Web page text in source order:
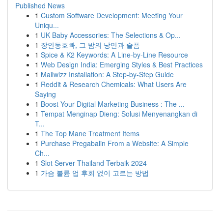
Published News
1 Custom Software Development: Meeting Your
Uniqu...
1 UK Baby Accessories: The Selections & Op...
1 장안동호빠, 그 밤의 낭만과 슬픔
1 Spice & K2 Keywords: A Line-by-Line Resource
1 Web Design India: Emerging Styles & Best Practices
1 Mailwizz Installation: A Step-by-Step Guide
1 Reddit & Research Chemicals: What Users Are
Saying
1 Boost Your Digital Marketing Business : The ...
1 Tempat Menginap Dieng: Solusi Menyenangkan di
T...
1 The Top Mane Treatment Items
1 Purchase Pregabalin From a Website: A Simple
Ch...
1 Slot Server Thailand Terbaik 2024
1 가슴 볼륨 업 후회 없이 고르는 방법